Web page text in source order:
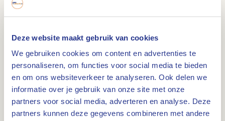
Deze website maakt gebruik van cookies
We gebruiken cookies om content en advertenties te
personaliseren, om functies voor social media te bieden
en om ons websiteverkeer te analyseren. Ook delen we
informatie over je gebruik van onze site met onze
partners voor social media, adverteren en analyse. Deze
partners kunnen deze gegevens combineren met andere
te nemen in het water van de Maasplassen, kun jij
bij Area-X goed terecht. Naast de dagstranden is
er namelijk nog van alles te beleven bij Area-X in
de Weerd in Roermond.
Beachclubs